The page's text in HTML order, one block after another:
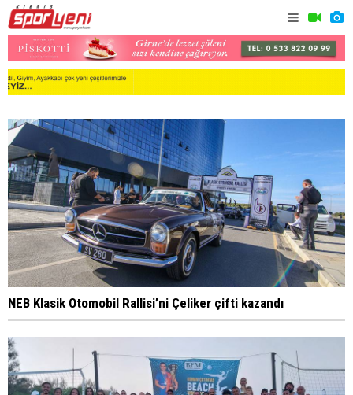
NEB Klasik Otomobil Rallisi’ni Çeliker çifti kazandı